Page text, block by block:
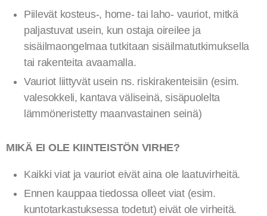
Piilevät kosteus-, home- tai laho- vauriot, mitkä
paljastuvat usein, kun ostaja oireilee ja
sisäilmaongelmaa tutkitaan sisäilmatutkimuksella
tai rakenteita avaamalla.
Vauriot liittyvät usein ns. riskirakenteisiin (esim.
valesokkeli, kantava väliseinä, sisäpuolelta
lämmöneristetty maanvastainen seinä)
MIKÄ EI OLE KIINTEISTÖN VIRHE?
Kaikki viat ja vauriot eivät aina ole laatuvirheitä.
Ennen kauppaa tiedossa olleet viat (esim.
kuntotarkastuksessa todetut) eivät ole virheitä.